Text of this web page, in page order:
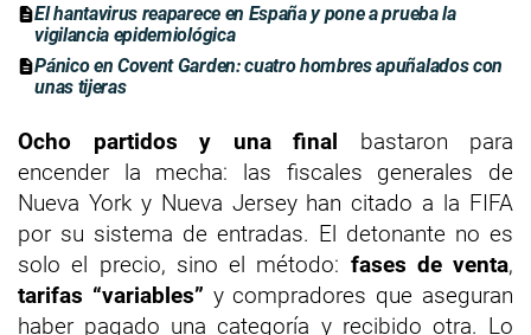
El hantavirus reaparece en España y pone a prueba la
vigilancia epidemiológica
Pánico en Covent Garden: cuatro hombres apuñalados con
unas tijeras
Ocho partidos y una final bastaron para
encender la mecha: las fiscales generales de
Nueva York y Nueva Jersey han citado a la FIFA
por su sistema de entradas. El detonante no es
solo el precio, sino el método: fases de venta,
tarifas “variables” y compradores que aseguran
haber pagado una categoría y recibido otra. Lo